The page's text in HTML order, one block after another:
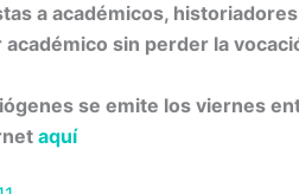
a académicos,
sin perder la
se emite los viernes
aquí